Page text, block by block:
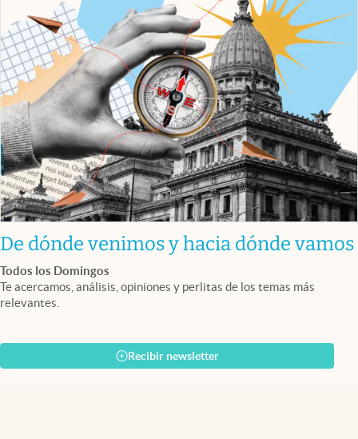
De dónde venimos y hacia dónde vamos
Todos los Domingos
Te acercamos, análisis, opiniones y perlitas de los temas más
relevantes.
Recibir newsletter